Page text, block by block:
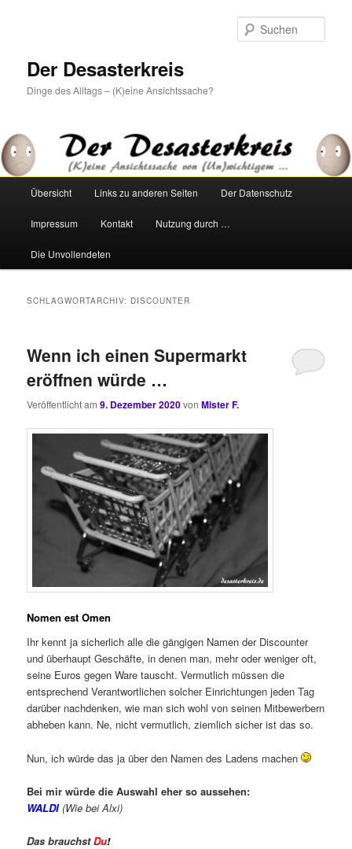
Der Desasterkreis
Dinge des Alltags – (K)eine Ansichtssache?
HauptmenüÜbersicht Links zu anderen Seiten Der Datenschutz
Impressum Kontakt Nutzung durch …
Die Unvollendeten
SCHLAGWORTARCHIV: DISCOUNTER
Wenn ich einen Supermarkt
eröffnen würde …
Veröffentlicht am9. Dezember 2020vonMister F.
Nomen est Omen
Ihr kennt ja sicherlich alle die gängigen Namen der Discounter
und überhaupt Geschäfte, in denen man, mehr oder weniger oft,
seine Euros gegen Ware tauscht. Vermutlich müssen die
entsprechend Verantwortlichen solcher Einrichtungen jeden Tag
darüber nachdenken, wie man sich wohl von seinen Mitbewerbern
abheben kann. Ne, nicht vermutlich, ziemlich sicher ist das so.
Nun, ich würde das ja über den Namen des Ladens machen
Bei mir würde die Auswahl eher so aussehen:
WALDI (Wie bei Alxi)
Das brauchstDu!